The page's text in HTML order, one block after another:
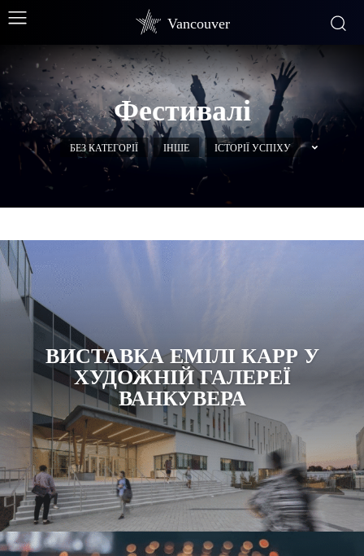
Vancouver
Фестивалі
БЕЗ КАТЕГОРІЇ ІНШЕ ІСТОРІЇ УСПІХУ
ВИСТАВКА ЕМІЛІ КАРР У
ХУДОЖНІЙ ГАЛЕРЕЇ
ВАНКУВЕРА